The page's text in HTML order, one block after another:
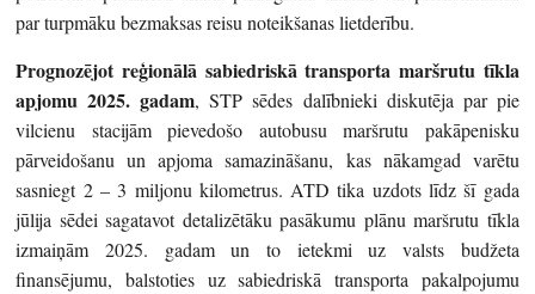
par turpmāku bezmaksas reisu noteikšanas lietderību.
Prognozējot reģionālā sabiedriskā transporta maršrutu tīkla
apjomu 2025. gadam, STP sēdes dalībnieki diskutēja par pie
vilcienu stacijām pievedošo autobusu maršrutu pakāpenisku
pārveidošanu un apjoma samazināšanu, kas nākamgad varētu
sasniegt 2 – 3 miljonu kilometrus. ATD tika uzdots līdz šī gada
jūlija sēdei sagatavot detalizētāku pasākumu plānu maršrutu tīkla
izmaiņām 2025. gadam un to ietekmi uz valsts budžeta
finansējumu, balstoties uz sabiedriskā transporta pakalpojumu